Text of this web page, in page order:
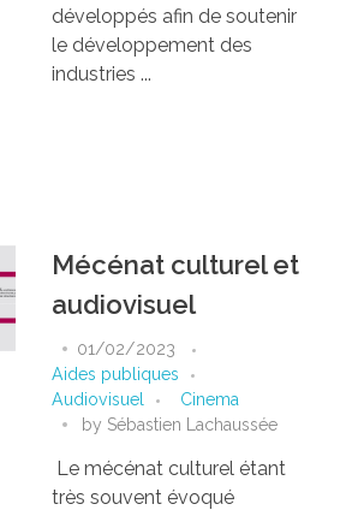
développés afin de soutenir
le développement des
industries ...
Mécénat culturel et
audiovisuel
01/02/2023
Aides publiques
Audiovisuel
Cinema
by Sébastien Lachaussée
Le mécénat culturel étant
très souvent évoqué